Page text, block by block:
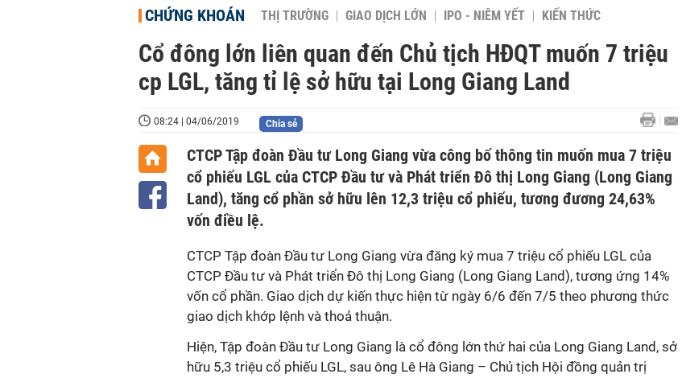
CHỨNG KHOÁN THỊ TRƯỜNG GIAO DỊCH LỚN IPO - NIÊM YẾT KIẾN THỨC
Cổ đông lớn liên quan đến Chủ tịch HĐQT muốn 7 triệu
cp LGL, tăng tỉ lệ sở hữu tại Long Giang Land
08:24 | 04/06/2019 Chia sẻ
CTCP Tập đoàn Đầu tư Long Giang vừa công bố thông tin muốn mua 7 triệu
cổ phiếu LGL của CTCP Đầu tư và Phát triển Đô thị Long Giang (Long Giang
Land), tăng cổ phần sở hữu lên 12,3 triệu cổ phiếu, tương đương 24,63%
vốn điều lệ.
CTCP Tập đoàn Đầu tư Long Giang vừa đăng ký mua 7 triệu cổ phiếu LGL của
CTCP Đầu tư và Phát triển Đô thị Long Giang (Long Giang Land), tương ứng 14%
vốn cổ phần. Giao dịch dự kiến thực hiện từ ngày 6/6 đến 7/5 theo phương thức
giao dịch khớp lệnh và thoả thuận.
Hiện, Tập đoàn Đầu tư Long Giang là cổ đông lớn thứ hai của Long Giang Land, sở
hữu 5,3 triệu cổ phiếu LGL, sau ông Lê Hà Giang – Chủ tịch Hội đồng quản trị